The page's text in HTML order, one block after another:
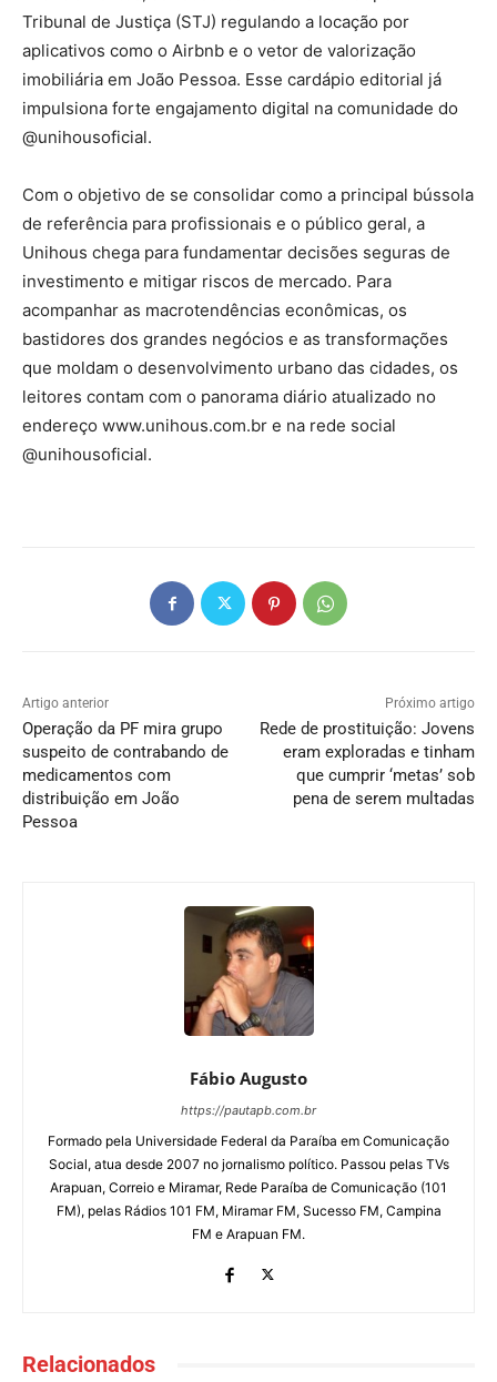
Tribunal de Justiça (STJ) regulando a locação por
aplicativos como o Airbnb e o vetor de valorização
imobiliária em João Pessoa. Esse cardápio editorial já
impulsiona forte engajamento digital na comunidade do
@unihousoficial.
Com o objetivo de se consolidar como a principal bússola
de referência para profissionais e o público geral, a
Unihous chega para fundamentar decisões seguras de
investimento e mitigar riscos de mercado. Para
acompanhar as macrotendências econômicas, os
bastidores dos grandes negócios e as transformações
que moldam o desenvolvimento urbano das cidades, os
leitores contam com o panorama diário atualizado no
endereço www.unihous.com.br e na rede social
@unihousoficial.
Artigo anterior
Operação da PF mira grupo
suspeito de contrabando de
medicamentos com
distribuição em João
Pessoa
Próximo artigo
Rede de prostituição: Jovens
eram exploradas e tinham
que cumprir ‘metas’ sob
pena de serem multadas
Fábio Augusto
https://pautapb.com.br
Formado pela Universidade Federal da Paraíba em Comunicação
Social, atua desde 2007 no jornalismo político. Passou pelas TVs
Arapuan, Correio e Miramar, Rede Paraíba de Comunicação (101
FM), pelas Rádios 101 FM, Miramar FM, Sucesso FM, Campina
FM e Arapuan FM.
Relacionados